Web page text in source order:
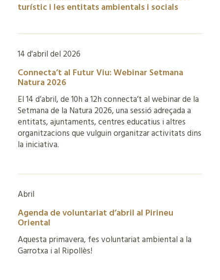
turístic i les entitats ambientals i socials
14 d'abril del 2026
Connecta’t al Futur Viu: Webinar Setmana
Natura 2026
El 14 d’abril, de 10h a 12h connecta’t al webinar de la
Setmana de la Natura 2026, una sessió adreçada a
entitats, ajuntaments, centres educatius i altres
organitzacions que vulguin organitzar activitats dins
la iniciativa.
Abril
Agenda de voluntariat d’abril al Pirineu
Oriental
Aquesta primavera, fes voluntariat ambiental a la
Garrotxa i al Ripollès!